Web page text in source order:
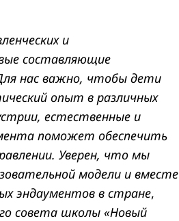
и
составляющие
нас важно, чтобы дети
опыт в различных
естественные и
поможет обеспечить
Уверен, что мы
модели и вместе
эндаументов в стране,
совета школы «Новый